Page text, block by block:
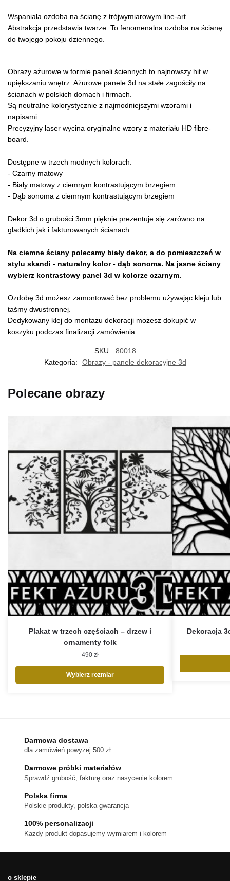
Wspaniała ozdoba na ścianę z trójwymiarowym line-art.
Abstrakcja przedstawia twarze. To fenomenalna ozdoba na ścianę
do twojego pokoju dziennego.
Obrazy ażurowe w formie paneli ściennych to najnowszy hit w
upiększaniu wnętrz. Ażurowe panele 3d na stałe zagościły na
ścianach w polskich domach i firmach.
Są neutralne kolorystycznie z najmodniejszymi wzorami i
napisami.
Precyzyjny laser wycina oryginalne wzory z materiału HD fibre-
board.
Dostępne w trzech modnych kolorach:
- Czarny matowy
- Biały matowy z ciemnym kontrastującym brzegiem
- Dąb sonoma z ciemnym kontrastującym brzegiem
Dekor 3d o grubości 3mm pięknie prezentuje się zarówno na
gładkich jak i fakturowanych ścianach.
Na ciemne ściany polecamy biały dekor, a do pomieszczeń w
stylu skandi - naturalny kolor - dąb sonoma. Na jasne ściany
wybierz kontrastowy panel 3d w kolorze czarnym.
Ozdobę 3d możesz zamontować bez problemu używając kleju lub
taśmy dwustronnej.
Dedykowany klej do montażu dekoracji możesz dokupić w
koszyku podczas finalizacji zamówienia.
SKU:
80018
Kategoria:
Obrazy - panele dekoracyjne 3d
Polecane obrazy
Plakat w trzech częściach – drzew i
ornamenty folk
490 zł
Wybierz rozmiar
Opcje
można
wybrać
stronie
Dekoracja
Darmowa dostawa
dla zamówień powyżej 500 zł
Darmowe próbki materiałów
Sprawdź grubość, fakturę oraz nasycenie kolorem
Polska firma
Polskie produkty, polska gwarancja
100% personalizacji
Kazdy produkt dopasujemy wymiarem i kolorem
o sklepie